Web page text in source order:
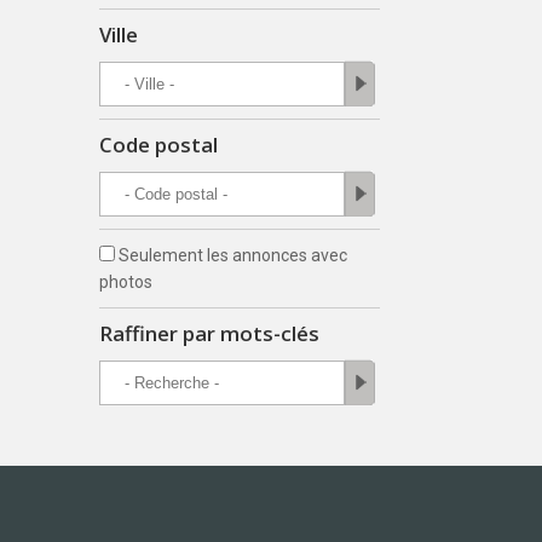
Ville
Code postal
Seulement les annonces avec
photos
Raffiner par mots-clés